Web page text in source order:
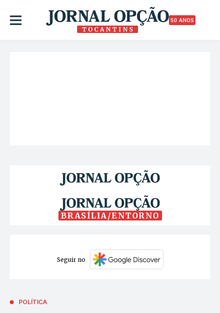
50 ANOS
BRASÍLIA/ENTORNO
Seguir no
POLÍTICA